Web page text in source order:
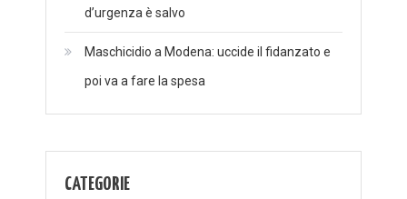
d’urgenza è salvo
Maschicidio a Modena: uccide il fidanzato e
poi va a fare la spesa
CATEGORIE